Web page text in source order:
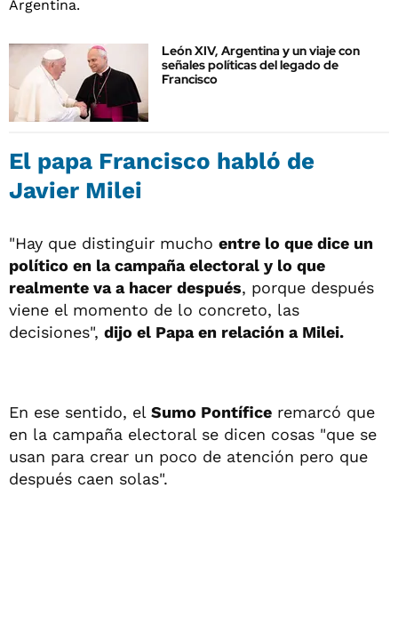
León XIV, Argentina y un viaje con
señales políticas del legado de
Francisco
El papa Francisco habló de
Javier Milei
"Hay que distinguir mucho entre lo que dice un
político en la campaña electoral y lo que
realmente va a hacer después, porque después
viene el momento de lo concreto, las
decisiones", dijo el Papa en relación a Milei.
En ese sentido, el Sumo Pontífice remarcó que
en la campaña electoral se dicen cosas "que se
usan para crear un poco de atención pero que
después caen solas".